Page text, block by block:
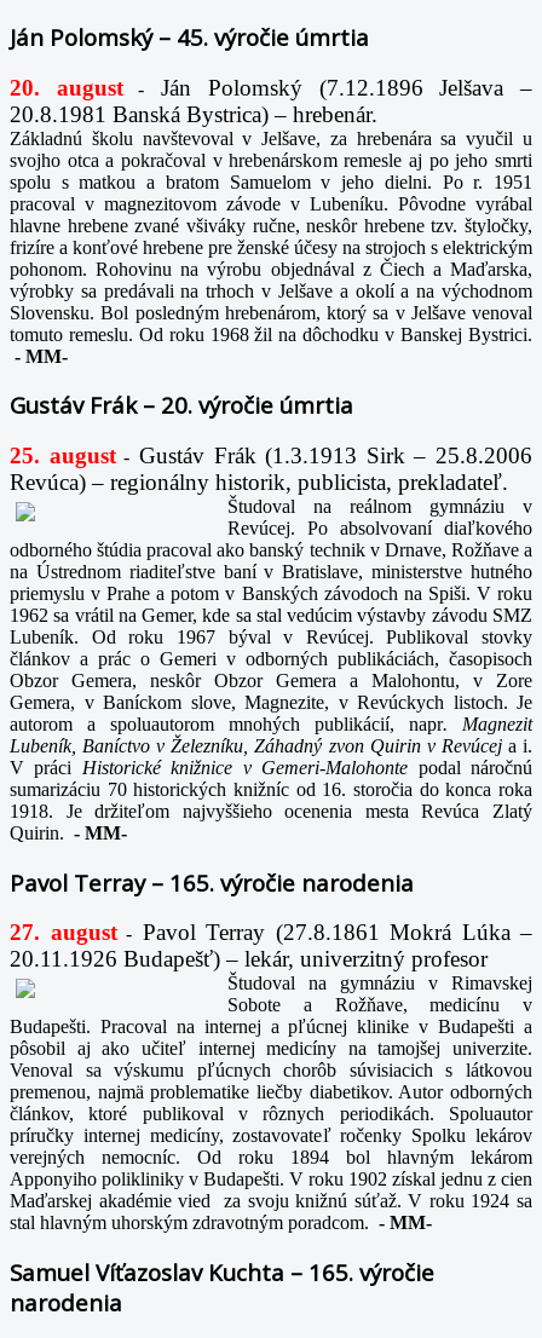
Ján Polomský – 45. výročie úmrtia
20. august-
Ján Polomský (7.12.1896 Jelšava –
20.8.1981 Banská Bystrica) – hrebenár.
Základnú školu navštevoval v Jelšave, za hrebenára sa vyučil u
svojho otca a pokračoval v hrebenárskom remesle aj po jeho smrti
spolu s matkou a bratom Samuelom v jeho dielni. Po r. 1951
pracoval v magnezitovom závode v Lubeníku. Pôvodne vyrábal
hlavne hrebene zvané všiváky ručne, neskôr hrebene tzv. štyločky,
frizíre a konťové hrebene pre ženské účesy na strojoch s elektrickým
pohonom. Rohovinu na výrobu objednával z Čiech a Maďarska,
výrobky sa predávali na trhoch v Jelšave a okolí a na východnom
Slovensku. Bol posledným hrebenárom, ktorý sa v Jelšave venoval
tomuto remeslu. Od roku 1968 žil na dôchodku v Banskej Bystrici.
- MM-
Gustáv Frák – 20. výročie úmrtia
25. august- Gustáv Frák (1.3.1913 Sirk – 25.8.2006
Revúca) – regionálny historik, publicista, prekladateľ.
Študoval na reálnom gymnáziu v
Revúcej. Po absolvovaní diaľkového
odborného štúdia pracoval ako banský technik v Drnave, Rožňave a
na Ústrednom riaditeľstve baní v Bratislave, ministerstve hutného
priemyslu v Prahe a potom v Banských závodoch na Spiši. V roku
1962 sa vrátil na Gemer, kde sa stal vedúcim výstavby závodu SMZ
Lubeník. Od roku 1967 býval v Revúcej. Publikoval stovky
článkov a prác o Gemeri v odborných publikáciách, časopisoch
Obzor Gemera, neskôr Obzor Gemera a Malohontu, v Zore
Gemera, v Baníckom slove, Magnezite, v Revúckych listoch. Je
autorom a spoluautorom mnohých publikácií, napr. Magnezit
Lubeník, Baníctvo v Železníku, Záhadný zvon Quirin v Revúcej a i.
V práci Historické knižnice v Gemeri-Malohonte podal náročnú
sumarizáciu 70 historických knižníc od 16. storočia do konca roka
1918. Je držiteľom najvyššieho ocenenia mesta Revúca Zlatý
Quirin. - MM-
Pavol Terray – 165. výročie narodenia
27. august- Pavol Terray (27.8.1861 Mokrá Lúka –
20.11.1926 Budapešť) – lekár, univerzitný profesor
Študoval na gymnáziu v Rimavskej
Sobote a Rožňave, medicínu v
Budapešti. Pracoval na internej a pľúcnej klinike v Budapešti a
pôsobil aj ako učiteľ internej medicíny na tamojšej univerzite.
Venoval sa výskumu pľúcnych chorôb súvisiacich s látkovou
premenou, najmä problematike liečby diabetikov. Autor odborných
článkov, ktoré publikoval v rôznych periodikách. Spoluautor
príručky internej medicíny, zostavovateľ ročenky Spolku lekárov
verejných nemocníc. Od roku 1894 bol hlavným lekárom
Apponyiho polikliniky v Budapešti. V roku 1902 získal jednu z cien
Maďarskej akadémie vied za svoju knižnú súťaž. V roku 1924 sa
stal hlavným uhorským zdravotným poradcom. - MM-
Samuel Víťazoslav Kuchta – 165. výročie
narodenia